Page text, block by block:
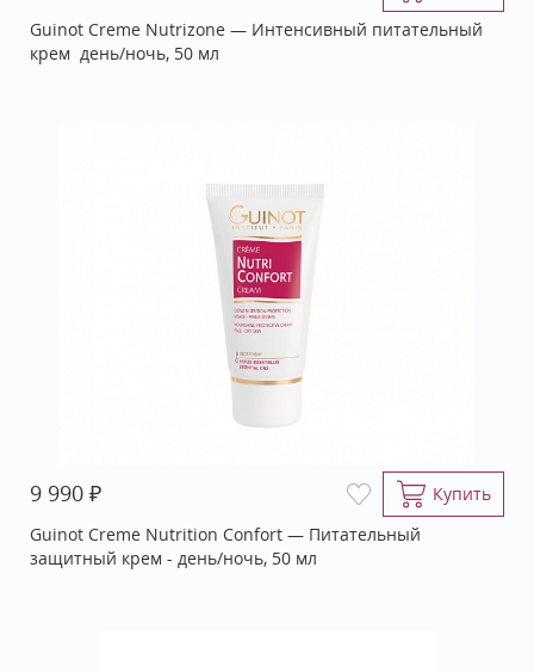
Guinot Creme Nutrizone — Интенсивный питательный
крем ­ день/ночь, 50 мл
9 990 ₽
Купить
Guinot Creme Nutrition Confort — Питательный
защитный крем - день/ночь, 50 мл